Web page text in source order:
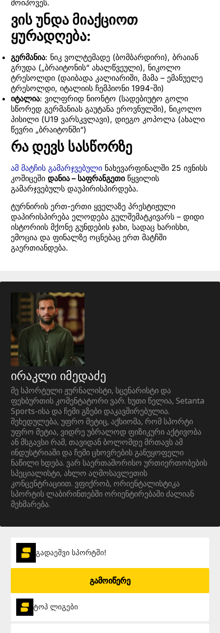
მოიპოვეს.
ვის უნდა მიაქციოთ
ყურადღება:
გერმანია: ნიკ ვოლტემადე (ბომბარდირი), ბრაიან
გრუდა („ბრაიტონის“ ახალწვეული), ნიკოლო
ტრესოლდი (დაიბადა კალიარიში, მამა – ემანუელე
ტრესოლდი, იტალიის ჩემპიონი 1994-ში)
იტალია: ვილფრიდ ნიონტო (სადებიუტო გოლი
სწორედ გერმანიას გაუტანა ეროვნულში), ნიკოლო
პისილი (U19 ვარსკვლავი), დიეგო კოპოლა (ახალი
წევრი „ბრაიტონში“)
რა დევს სასწორზე
ამ მატჩის გამარჯვებული ნახევარფინალში 25 ივნისს
კოშიცეში დანია – საფრანგეთიწყვილის
გამარჯვებულს დაუპირისპირდება.
ტურნირის ერთ-ერთი ყველაზე პრესტიჟული
დაპირისპირება ელოდება გულშემატკივარს – დიდი
ისტორიის მქონე გუნდების ჯახი, სადაც ხარისხი,
ემოცია და ფინალზე ოცნებაც ერთ მატჩში
გაერთიანდება.
ირაკლი იმედაძე
მე სპორტული ჟურნალისტი, სცენარისტი და
ფეხბურთის კომენტატორი ვარ. ხუთი წელია, Setanta
Sports-ისა და ჩემი გზები დაკავშირებულია.
შეხედულება, უფრო მეტიც, აქსიომა, რომ სპორტი
უფრო მეტია, ვიდრე უბრალოდ ფიზიკური აქტივობა
ან მსგავსი რამ, თავიდან ბოლომდე მრთავს ამ
ინდუსტრიაში და ჩემი ცხოვრების განუყოფელი
ნაწილი ხდება. ვარ საერთაშორისო ურთიერთობების
სპეციალისტი, ახლო აღმოსავლეთის
კონცენტრაციით. ვფიქრობ, ორიენტალისტიკა
სპორტის ლაბირინთებში ორიენტირებაში ძალიან
მეხმარება.
გადაეშვი სპორტში!
გამოიწერე
ტოპ ლიგები